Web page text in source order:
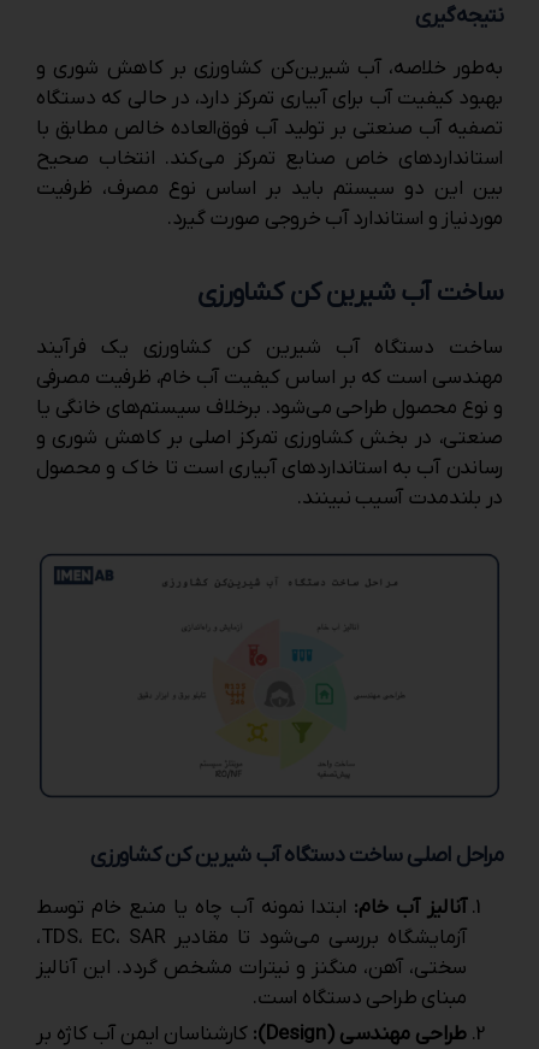
نتیجه‌گیری
به‌طور خلاصه، آب شیرین‌کن کشاورزی بر کاهش شوری و
بهبود کیفیت آب برای آبیاری تمرکز دارد، در حالی که دستگاه
تصفیه آب صنعتی بر تولید آب فوق‌العاده خالص مطابق با
استانداردهای خاص صنایع تمرکز می‌کند. انتخاب صحیح
بین این دو سیستم باید بر اساس نوع مصرف، ظرفیت
موردنیاز و استاندارد آب خروجی صورت گیرد.
ساخت آب شیرین‌ کن کشاورزی
ساخت دستگاه آب شیرین ‌کن کشاورزی یک فرآیند
مهندسی است که بر اساس کیفیت آب خام، ظرفیت مصرفی
و نوع محصول طراحی می‌شود. برخلاف سیستم‌های خانگی یا
صنعتی، در بخش کشاورزی تمرکز اصلی بر کاهش شوری و
رساندن آب به استانداردهای آبیاری است تا خاک و محصول
در بلندمدت آسیب نبینند.
مراحل اصلی ساخت دستگاه آب شیرین ‌کن کشاورزی
آنالیز آب خام: ابتدا نمونه آب چاه یا منبع خام توسط
آزمایشگاه بررسی می‌شود تا مقادیر TDS، EC، SAR،
سختی، آهن، منگنز و نیترات مشخص گردد. این آنالیز
مبنای طراحی دستگاه است.
طراحی مهندسی (Design):
کارشناسان ایمن آب کاژه بر